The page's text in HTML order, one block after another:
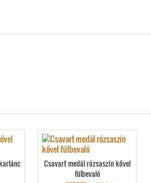
Csavart medál rózsaszín kővel
fülbevaló